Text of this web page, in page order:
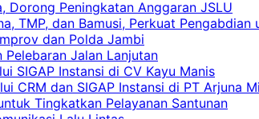
Dorong Peningkatan Anggaran JSLU
TMP, dan Bamusi, Perkuat
dan Polda Jambi
Pelebaran Jalan Lanjutan
SIGAP Instansi di CV Kayu Manis
CRM dan SIGAP Instansi di PT Arjuna
Tingkatkan Pelayanan Santunan